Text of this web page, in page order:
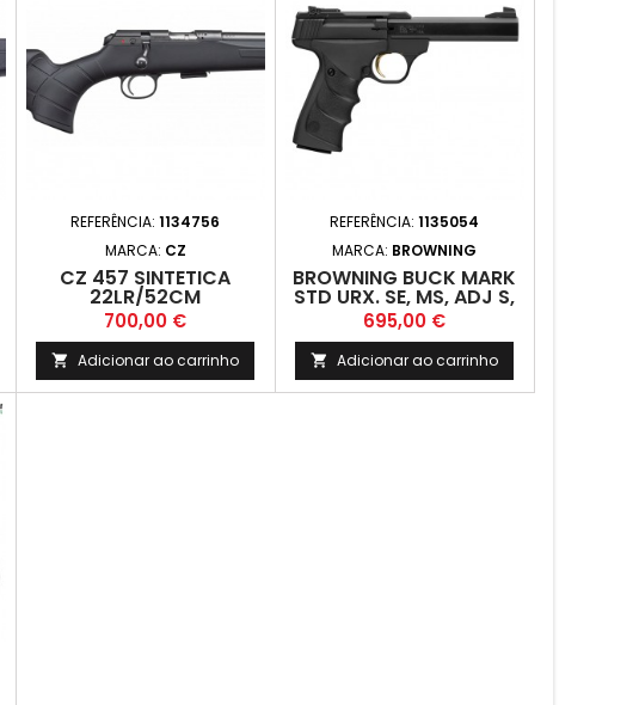
REFERÊNCIA:1134756
MARCA: CZ
CZ 457 SINTETICA
22LR/52CM
Preço
700,00 €
 Adicionar ao carrinho
REFERÊNCIA:1135054
MARCA: BROWNING
BROWNING BUCK MARK
STD URX. SE, MS, ADJ S,
22LR
Preço
695,00 €
 Adicionar ao carrinho